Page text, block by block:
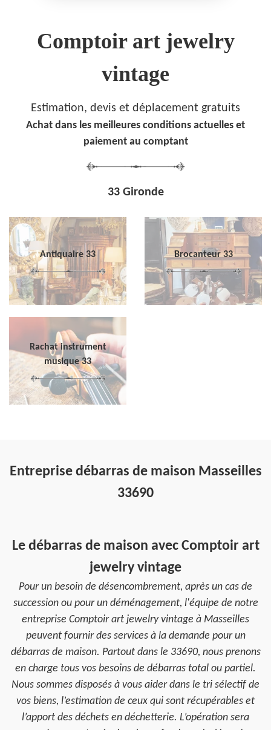
Comptoir art jewelry
vintage
Estimation, devis et déplacement gratuits
Achat dans les meilleures conditions actuelles et
paiement au comptant
33 Gironde
Antiquaire 33 Brocanteur 33
Rachat instrument
musique 33
Entreprise débarras de maison Masseilles
33690
Le débarras de maison avec Comptoir art
jewelry vintage
Pour un besoin de désencombrement, après un cas de
succession ou pour un déménagement, l'équipe de notre
entreprise Comptoir art jewelry vintage à Masseilles
peuvent fournir des services à la demande pour un
débarras de maison. Partout dans le 33690, nous prenons
en charge tous vos besoins de débarras total ou partiel.
Nous sommes disposés à vous aider dans le tri sélectif de
vos biens, l’estimation de ceux qui sont récupérables et
l’apport des déchets en déchetterie. L’opération sera